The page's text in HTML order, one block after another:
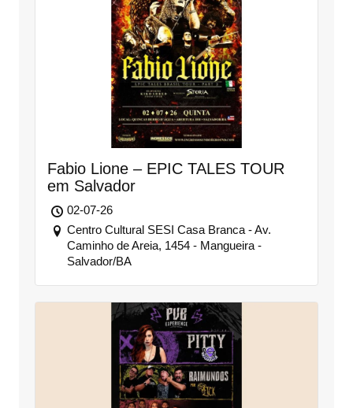
Fabio Lione – EPIC TALES TOUR
em Salvador
02-07-26
Centro Cultural SESI Casa Branca - Av.
Caminho de Areia, 1454 - Mangueira -
Salvador/BA